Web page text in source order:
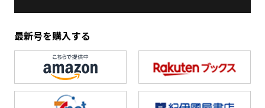
最新号を購入する